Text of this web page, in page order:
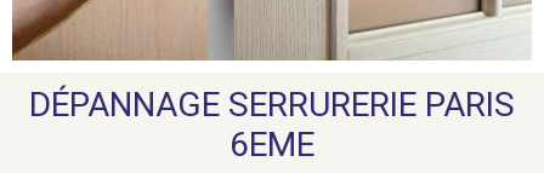
DÉPANNAGE SERRURERIE PARIS
6EME